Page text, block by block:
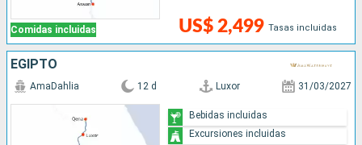
Comidas incluidas US$ 2,499 Tasas incluidas
EGIPTO
AmaDahlia 12 d Luxor 31/03/2027
Bebidas incluidas
Excursiones incluidas